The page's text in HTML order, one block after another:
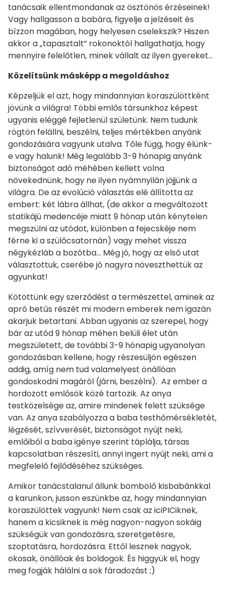
tanácsaik ellentmondanak az ösztönös érzéseinek!
Vagy hallgasson a babára, figyelje a jelzéseit és
bízzon magában, hogy helyesen cselekszik? Hiszen
akkor a „tapasztalt” rokonoktól hallgathatja, hogy
mennyire felelőtlen, minek vállalt az ilyen gyereket…
Közelítsünk másképp a megoldáshoz
Képzeljük el azt, hogy mindannyian koraszülöttként
jövünk a világra! Többi emlős társunkhoz képest
ugyanis eléggé fejletlenül születünk. Nem tudunk
rögtön felállni, beszélni, teljes mértékben anyánk
gondozására vagyunk utalva. Tőle függ, hogy élünk-
e vagy halunk! Még legalább 3-9 hónapig anyánk
biztonságot adó méhében kellett volna
növekednünk, hogy ne ilyen nyámnyilán jöjjünk a
világra. De az evolúció választás elé állította az
embert: két lábra állhat, (de akkor a megváltozott
statikájú medencéje miatt 9 hónap után kénytelen
megszülni az utódot, különben a fejecskéje nem
férne ki a szülőcsatornán) vagy mehet vissza
négykézláb a bozótba… Még jó, hogy az első utat
választottuk, cserébe jó nagyra növeszthettük az
agyunkat!
Kötöttünk egy szerződést a természettel, aminek az
apró betűs részét mi modern emberek nem igazán
akarjuk betartani. Abban ugyanis az szerepel, hogy
bár az utód 9 hónap méhen belüli élet után
megszületett, de további 3-9 hónapig ugyanolyan
gondozásban kellene, hogy részesüljön egészen
addig, amíg nem tud valamelyest önállóan
gondoskodni magáról (járni, beszélni). Az ember a
hordozott emlősök közé tartozik. Az anya
testközelsége az, amire mindenek felett szüksége
van. Az anya szabályozza a baba testhőmérsékletét,
légzését, szívverését, biztonságot nyújt neki,
emlőiből a baba igénye szerint táplálja, társas
kapcsolatban részesíti, annyi ingert nyújt neki, ami a
megfelelő fejlődéséhez szükséges.
Amikor tanácstalanul állunk bömbölő kisbabánkkal
a karunkon, jusson eszünkbe az, hogy mindannyian
koraszülöttek vagyunk! Nem csak az iciPICiknek,
hanem a kicsiknek is még nagyon-nagyon sokáig
szükségük van gondozásra, szeretgetésre,
szoptatásra, hordozásra. Ettől lesznek nagyok,
okosak, önállóak és boldogok. És higgyük el, hogy
meg fogják hálálni a sok fáradozást ;)